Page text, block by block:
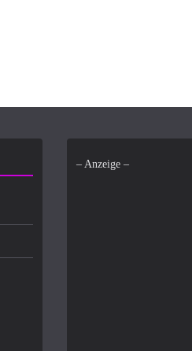
– Anzeige –